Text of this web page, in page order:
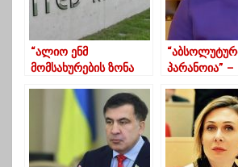
“ალიო ენმ
მომსახურების ზონა
პარანოია” –
განცხადებას
ხუხაშვილი